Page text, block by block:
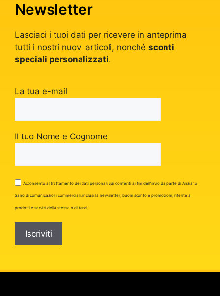
Newsletter
Lasciaci i tuoi dati per ricevere in anteprima
tutti i nostri nuovi articoli, nonché sconti
speciali personalizzati.
La tua e-mail
Il tuo Nome e Cognome
Acconsento al trattamento dei dati personali qui conferiti ai fini dell’invio da parte di Anziano
Sano di comunicazioni commerciali, inclusi la newsletter, buoni sconto e promozioni, riferite a
prodotti e servizi della stessa o di terzi.